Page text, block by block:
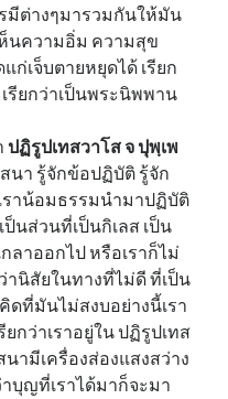
มีต่างๆมารวมกันให้มัน
นความอิ่ม ความสุข
เจ็บตายหยุดได้ เรียก
รียกว่าเป็นพระนิพพาน
ปฏิรูปเทสวาโส จ ปุพฺเพ
นา รู้จักข้อปฏิบัติ รู้จัก
ราน้อมธรรมนำมาปฏิบัติ
นส่วนที่เป็นกิเลส เป็น
ลาออกไป หรือเราก็ไม่
นิสัยในทางที่ไม่ดี ที่เป็น
ดที่มันไม่สงบอย่างนี้เรา
กว่าเราอยู่ใน ปฏิรูปเทส
ามีเครื่องส่องแสงสว่าง
าบุญที่เราได้มาก็จะมา